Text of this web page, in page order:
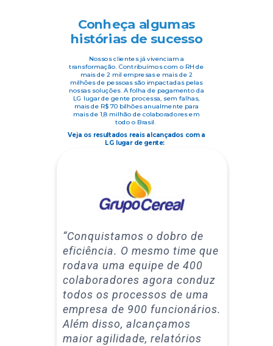
Conheça algumas
histórias de sucesso
“Conquistamos o dobro de
eficiência. O mesmo time que
rodava uma equipe de 400
colaboradores agora conduz
todos os processos de uma
empresa de 900 funcionários.
Além disso, alcançamos
maior agilidade, relatórios
Nossos clientes já vivenciam a
transformação. Contribuímos com o RH de
mais de 2 mil empresas e mais de 2
milhões de pessoas são impactadas pelas
nossas soluções. A folha de pagamento da
LG lugar de gente processa, sem falhas,
mais de R$ 70 bilhões anualmente para
mais de 1,8 milhão de colaboradores em
todo o Brasil.
Veja os resultados reais alcançados com a
LG lugar de gente: